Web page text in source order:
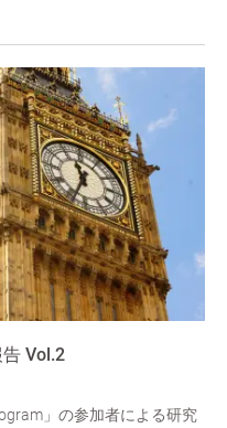
Vol.2
」の参加者による研究